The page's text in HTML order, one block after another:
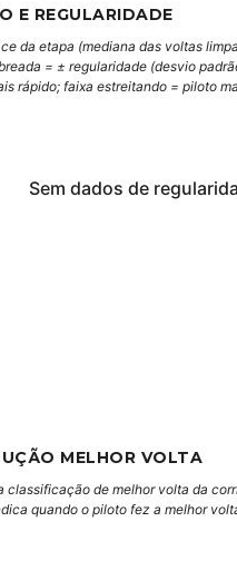
E REGULARIDADE
da etapa (mediana das voltas
= ± regularidade (desvio
rápido; faixa estreitando = piloto
Sem dados de
MELHOR VOLTA
classificação de melhor volta da
quando o piloto fez a melhor